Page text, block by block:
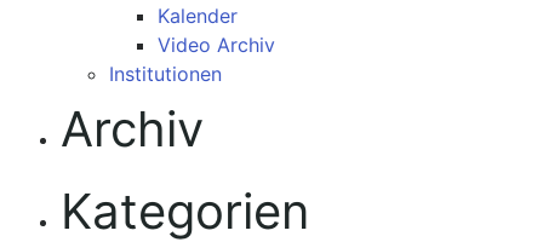
Kalender
Video Archiv
Institutionen
Archiv
Kategorien